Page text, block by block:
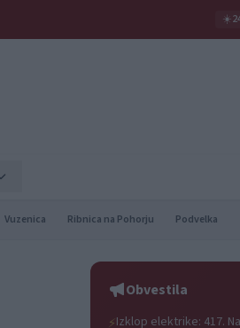
☀️
Vuzenica Ribnica na Pohorju Podvelka
Obvestila
⚡Izklop elektrike: 417.